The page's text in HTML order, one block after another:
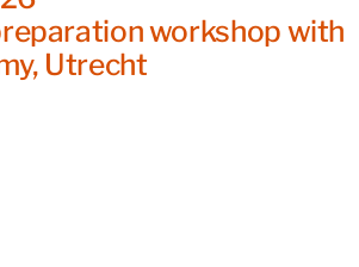
workshop with
Utrecht